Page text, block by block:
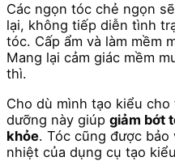
Các ngọn tóc chẻ ngọn
lại, không tiếp diễn tình
tóc. Cấp ẩm và làm mềm
Mang lại cảm giác mềm
thì.
Cho dù mình tạo kiểu
dưỡng này giúp giảm bớt
khỏe. Tóc cũng được
nhiệt của dụng cụ tạo